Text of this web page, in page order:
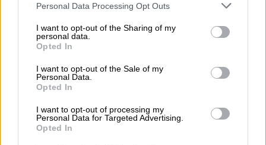
Personal Data Processing Opt Outs
I want to opt-out of the Sharing of my
personal data.
Opted In
I want to opt-out of the Sale of my
Personal Data.
Opted In
I want to opt-out of processing my
Personal Data for Targeted Advertising.
Opted In
Querida Concha